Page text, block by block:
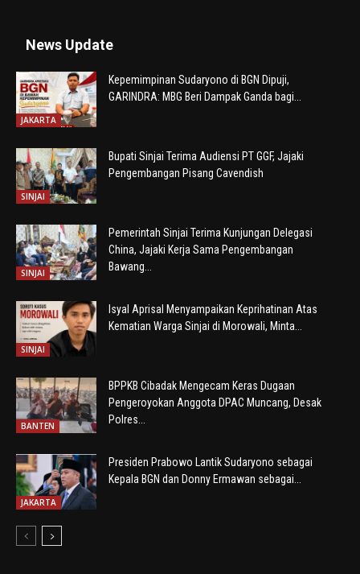
News Update
JAKARTA
Kepemimpinan Sudaryono di BGN Dipuji,
GARINDRA: MBG Beri Dampak Ganda bagi...
SINJAI
Bupati Sinjai Terima Audiensi PT GGF, Jajaki
Pengembangan Pisang Cavendish
SINJAI
Pemerintah Sinjai Terima Kunjungan Delegasi
China, Jajaki Kerja Sama Pengembangan
Bawang...
SINJAI
Isyal Aprisal Menyampaikan Keprihatinan Atas
Kematian Warga Sinjai di Morowali, Minta...
BANTEN
BPPKB Cibadak Mengecam Keras Dugaan
Pengeroyokan Anggota DPAC Muncang, Desak
Polres...
JAKARTA
Presiden Prabowo Lantik Sudaryono sebagai
Kepala BGN dan Donny Ermawan sebagai...